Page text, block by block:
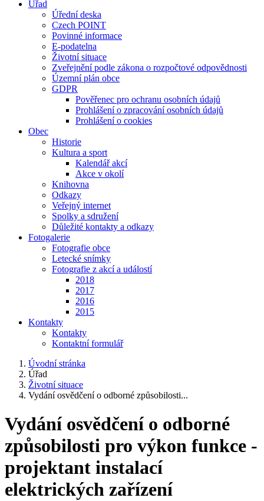
Úřad
Úřední deska
Czech POINT
Povinné informace
E-podatelna
Životní situace
Zveřejnění podle zákona o rozpočtové odpovědnosti
Územní plán obce
GDPR
Pověřenec pro ochranu osobních údajů
Prohlášení o zpracování osobních údajů
Prohlášení o cookies
Obec
Historie
Kultura a sport
Kalendář akcí
Akce v okolí
Knihovna
Odkazy
Veřejný internet
Spolky a sdružení
Důležité kontakty a odkazy
Fotogalerie
Fotografie obce
Letecké snímky
Fotografie z akcí a událostí
2018
2017
2016
2015
Kontakty
Kontakty
Kontaktní formulář
Úvodní stránka
Úřad
Životní situace
Vydání osvědčení o odborné způsobilosti...
Vydání osvědčení o odborné
způsobilosti pro výkon funkce -
projektant instalací
elektrických zařízení